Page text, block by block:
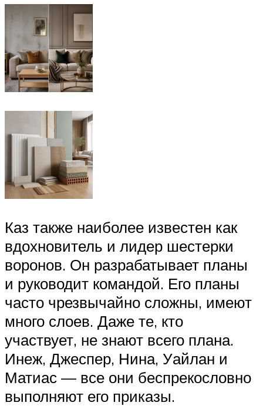
Каз также наиболее известен как
вдохновитель и лидер шестерки
воронов. Он разрабатывает планы
и руководит командой. Его планы
часто чрезвычайно сложны, имеют
много слоев. Даже те, кто
участвует, не знают всего плана.
Инеж, Джеспер, Нина, Уайлан и
Матиас — все они беспрекословно
выполняют его приказы.